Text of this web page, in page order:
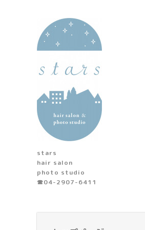
stars
hair salon
photo studio
☎︎04-2907-6411